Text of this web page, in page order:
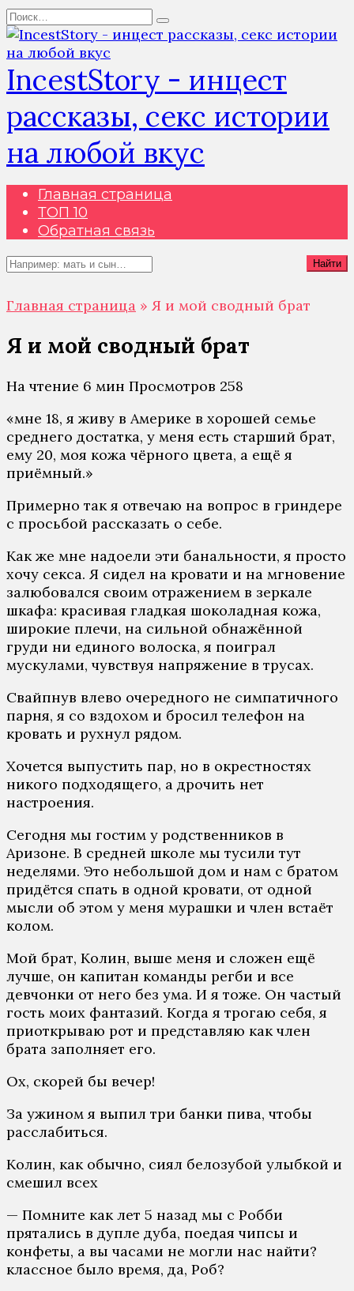
Перейти
к
содержанию
Search
for:
IncestStory - инцест
рассказы, секс истории
на любой вкус
Главная страница
ТОП 10
Обратная связь
Search
Найти
Главная страница » Я и мой сводный брат
Я и мой сводный брат
На чтение 6 мин Просмотров 258
«мне 18, я живу в Америке в хорошей семье
среднего достатка, у меня есть старший брат,
ему 20, моя кожа чёрного цвета, а ещё я
приёмный.»
Примерно так я отвечаю на вопрос в гриндере
с просьбой рассказать о себе.
Как же мне надоели эти банальности, я просто
хочу секса. Я сидел на кровати и на мгновение
залюбовался своим отражением в зеркале
шкафа: красивая гладкая шоколадная кожа,
широкие плечи, на сильной обнажённой
груди ни единого волоска, я поиграл
мускулами, чувствуя напряжение в трусах.
Свайпнув влево очередного не симпатичного
парня, я со вздохом и бросил телефон на
кровать и рухнул рядом.
Хочется выпустить пар, но в окрестностях
никого подходящего, а дрочить нет
настроения.
Сегодня мы гостим у родственников в
Аризоне. В средней школе мы тусили тут
неделями. Это небольшой дом и нам с братом
придётся спать в одной кровати, от одной
мысли об этом у меня мурашки и член встаёт
колом.
Мой брат, Колин, выше меня и сложен ещё
лучше, он капитан команды регби и все
девчонки от него без ума. И я тоже. Он частый
гость моих фантазий. Когда я трогаю себя, я
приоткрываю рот и представляю как член
брата заполняет его.
Ох, скорей бы вечер!
За ужином я выпил три банки пива, чтобы
расслабиться.
Колин, как обычно, сиял белозубой улыбкой и
смешил всех
— Помните как лет 5 назад мы с Робби
прятались в дупле дуба, поедая чипсы и
конфеты, а вы часами не могли нас найти?
классное было время, да, Роб?